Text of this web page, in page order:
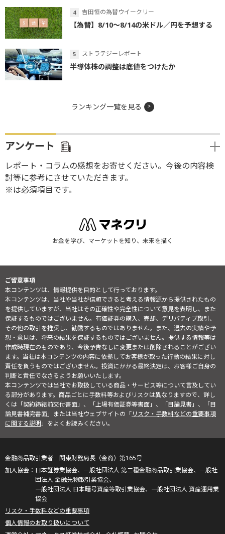
吉田恒の為替ウイークリー
【為替】8/10～8/14の米ドル／円を予想する
ストラテジーレポート
半導体株の調整は底値をつけたか
ランキング一覧を見る
アンケート
レポート・コラムの感想をお寄せください。今後の内容検
討等に参考にさせていただきます。
※は必須項目です。
お金を学び、マーケットを知り、未来を描く
ご留意事項
本コンテンツは、情報提供を目的として行っております。
本コンテンツは、当社や当社が信頼できると考える情報源から提供されたもの
を提供していますが、当社はその正確性や完全性について意見を表明し、また
保証するものではございません。有価証券の購入、売却、デリバティブ取引、
その他の取引を推奨し、勧誘するものではありません。また、過去の実績や予
想・意見は、将来の結果を保証するものではございません。提供する情報等は
作成時現在のものであり、今後予告なしに変更または削除されることがござい
ます。当社は本コンテンツの内容に依拠してお客様が取った行動の結果に対し
責任を負うものではございません。投資にかかる最終決定は、お客様ご自身の
判断と責任でなさるようお願いいたします。
本コンテンツでは当社でお取扱している商品・サービス等について言及してい
る部分があります。商品ごとに手数料等およびリスクは異なりますので、詳し
くは「契約締結前交付書面」、「上場有価証券等書面」、「目論見書」、「目
論見書補完書面」または当社ウェブサイトの「リスク・手数料などの重要事項
に関する説明」をよくお読みください。
金融商品取引業者 関東財務局長（金商）第165号
日本証券業協会、一般社団法人 第二種金融商品取引業協会、一般社
団法人 金融先物取引業協会、
一般社団法人 日本暗号資産等取引業協会、一般社団法人 資産運用業
協会
リスク・手数料などの重要事項
個人情報のお取り扱いについて